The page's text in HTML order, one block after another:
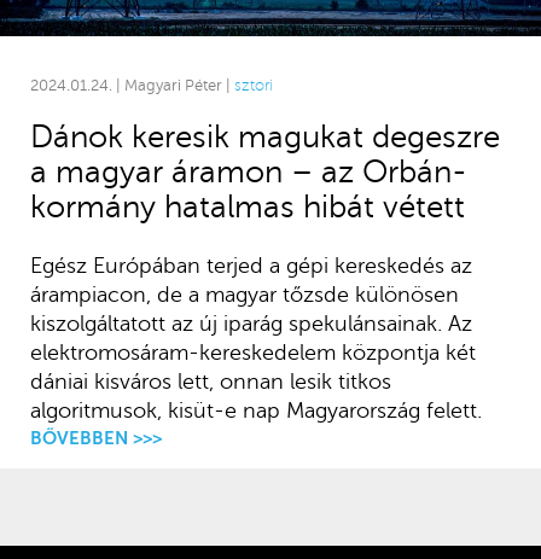
2024.01.24. | Magyari Péter | sztori
Dánok keresik magukat degeszre
a magyar áramon – az Orbán-
kormány hatalmas hibát vétett
Egész Európában terjed a gépi kereskedés az
árampiacon, de a magyar tőzsde különösen
kiszolgáltatott az új iparág spekulánsainak. Az
elektromosáram-kereskedelem központja két
dániai kisváros lett, onnan lesik titkos
algoritmusok, kisüt-e nap Magyarország felett.
BŐVEBBEN >>>